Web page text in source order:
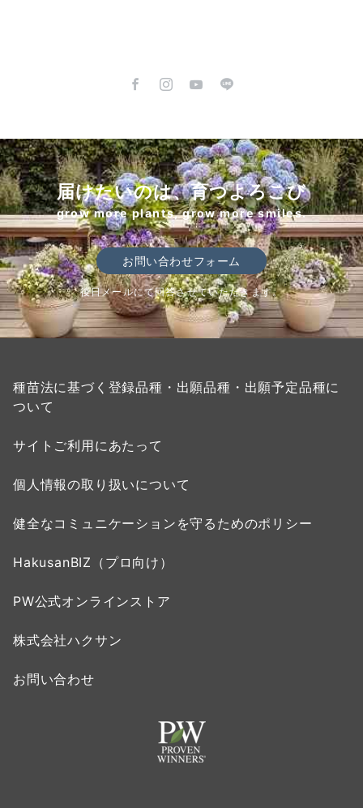
届けたいのは、育つよろこび
grow more plants, grow more smiles.
お問い合わせフォーム
後日メールにて回答させていただきます。
種苗法に基づく登録品種・出願品種・出願予定品種に
ついて
サイトご利用にあたって
個人情報の取り扱いについて
健全なコミュニケーションを守るためのポリシー
HakusanBIZ（プロ向け）
PW公式オンラインストア
株式会社ハクサン
お問い合わせ